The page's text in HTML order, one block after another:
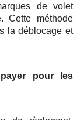
de volet
Cette méthode
la déblocage et
pour les